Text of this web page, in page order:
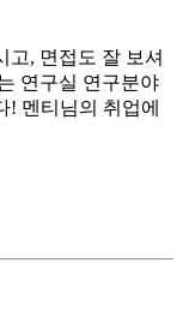
고, 면접도 잘 보셔
연구실 연구분야
! 멘티님의 취업에